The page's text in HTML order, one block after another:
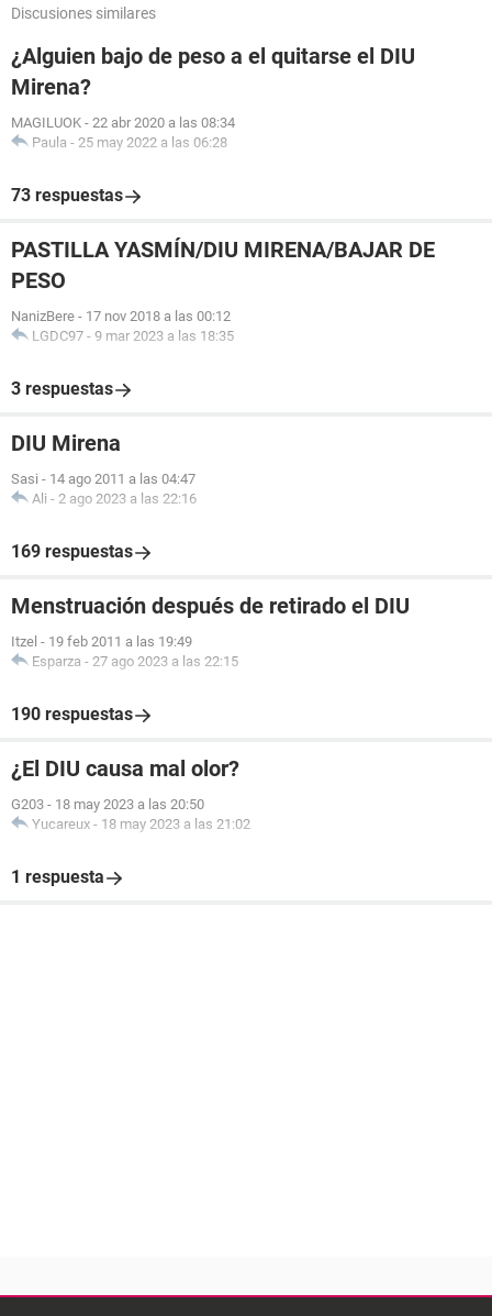
Discusiones similares
¿Alguien bajo de peso a el quitarse el DIU
Mirena?
MAGILUOK - 22 abr 2020 a las 08:34
Paula - 25 may 2022 a las 06:28
73 respuestas
PASTILLA YASMÍN/DIU MIRENA/BAJAR DE
PESO
NanizBere - 17 nov 2018 a las 00:12
LGDC97 - 9 mar 2023 a las 18:35
3 respuestas
DIU Mirena
Sasi - 14 ago 2011 a las 04:47
Ali - 2 ago 2023 a las 22:16
169 respuestas
Menstruación después de retirado el DIU
Itzel - 19 feb 2011 a las 19:49
Esparza - 27 ago 2023 a las 22:15
190 respuestas
¿El DIU causa mal olor?
G203 - 18 may 2023 a las 20:50
Yucareux - 18 may 2023 a las 21:02
1 respuesta